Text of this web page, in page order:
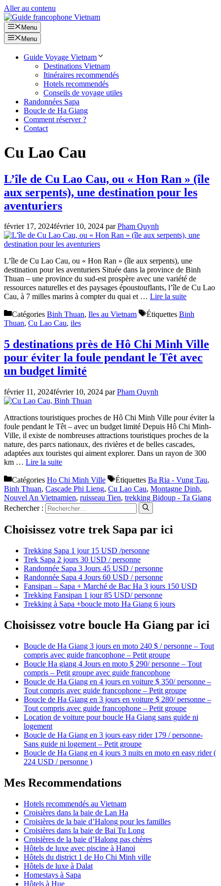
Aller au contenu
Menu
Menu
Guide Voyage Vietnam
Destinations Vietnam
Itinéraires recommendés
Hotels recommendés
Conseils de voyage utiles
Randonnées Sapa
Boucle de Ha Giang
Comment réserver ?
Contact
Cu Lao Cau
L’île de Cu Lao Cau, ou « Hon Ran » (île
aux serpents), une destination pour les
aventuriers
février 17, 2024février 10, 2024 parPham Quynh
L’île de Cu Lao Cau, ou « Hon Ran » (île aux serpents), une
destination pour les aventuriers Située dans la province de Binh
Thuan – une province du sud-est prospère avec une variété de
ressources naturelles et des paysages époustouflants, l’île de Cu Lao
Cau, à 7 milles marins à compter du quai et … Lire la suite
Catégories Binh Thuan, Iles au Vietnam Étiquettes Binh
Thuan, Cu Lao Cau, iles
5 destinations près de Hô Chi Minh Ville
pour éviter la foule pendant le Têt avec
un budget limité
février 11, 2024février 10, 2024 parPham Quynh
Attractions touristiques proches de Hô Chi Minh Ville pour éviter la
foule pendant le Têt – avec un budget limité Depuis Hô Chi Minh-
Ville, il existe de nombreuses attractions touristiques proches de la
nature, des parcs nationaux, des rivières et de belles cascades,
adaptées aux touristes qui aiment explorer. Dans un rayon de 300
km … Lire la suite
Catégories Ho Chi Minh Ville Étiquettes Ba Ria - Vung Tau,
Binh Thuan, Cascade Phi Lieng, Cu Lao Cau, Montagne Dinh,
Nouvel An Vietnamien, ruisseau Tien, trekking Bidoup - Ta Giang
Rechercher :
Choisissez votre trek Sapa par ici
Trekking Sapa 1 jour 15 USD /personne
Trek Sapa 2 jours 30 USD / personne
Randonnée Sapa 3 Jours 45 USD / personne
Randonnée Sapa 4 Jours 60 USD / personne
Fansipan – Sapa + Marché de Bac Ha 3 jours 150 USD
Trekking Fansipan 1 jour 85 USD/ personne
Trekking à Sapa +boucle moto Ha Giang 6 jours
Choisissez votre boucle Ha Giang par ici
Boucle de Ha Giang 3 jours en moto 240 $ / personne – Tout
compris avec guide francophone – Petit groupe
Boucle Ha giang 4 Jours en moto $ 290/ personne – Tout
compris – Petit groupe avec guide francophone
Boucle de Ha Giang en 4 jours en voiture $ 350/ personne –
Tout compris avec guide francophone – Petit groupe
Boucle de Ha Giang en 3 jours en voiture $ 280/ personne –
Tout compris avec guide francophone – Petit groupe
Location de voiture pour boucle Ha Giang sans guide ni
logement
Boucle de Ha Giang en 3 jours easy rider 179 / personne-
Sans guide ni logement – Petit groupe
Boucle de Ha Giang en 4 jours 3 nuits en moto en easy rider (
224 USD / personne )
Mes Recommendations
Hotels recommendés au Vietnam
Croisières dans la baie de Lan Ha
Croisières de la baie d’Halong pour les familles
Croisières dans la baie de Bai Tu Long
Croisières de la baie d’Halong pas chères
Hôtels de luxe avec piscine à Hanoi
Hôtels du district 1 de Ho Chi Minh ville
Hôtels de luxe à Dalat
Homestays à Sapa
Hôtels à Hue